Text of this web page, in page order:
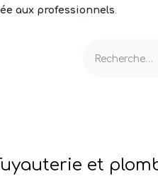
aux professionnels.
et